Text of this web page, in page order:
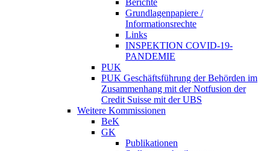
Berichte
Grundlagenpapiere /
Informationsrechte
Links
INSPEKTION COVID-19-
PANDEMIE
PUK
PUK Geschäftsführung der Behörden im
Zusammenhang mit der Notfusion der
Credit Suisse mit der UBS
Weitere Kommissionen
BeK
GK
Publikationen